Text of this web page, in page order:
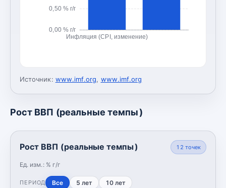
0,00 % г/г
0,50 % г/г
Инфляция (CPI, изменение)
Источник: www.imf.org, www.imf.org
Рост ВВП (реальные темпы)
Рост ВВП (реальные темпы)
Ед. изм.: % г/г
12 точек
ПЕРИОД Все 5 лет 10 лет